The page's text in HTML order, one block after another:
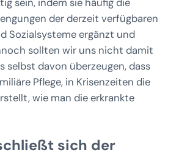
der derzeit verfügbaren
Sozialsysteme ergänzt und
sollten wir uns nicht damit
selbst davon überzeugen, dass
Pflege, in Krisenzeiten die
wie man die erkrankte
sich der